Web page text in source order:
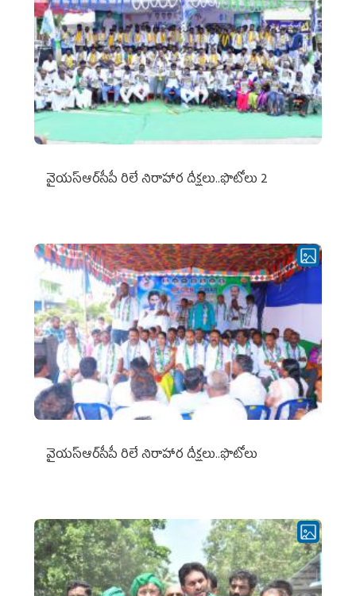
వైయ‌స్ఆర్‌సీపీ రిలే నిరాహార దీక్షలు..ఫొటోలు 2
వైయ‌స్ఆర్‌సీపీ రిలే నిరాహార దీక్షలు..ఫొటోలు